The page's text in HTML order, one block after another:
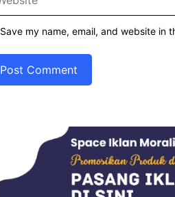
Save my name, email, and website in